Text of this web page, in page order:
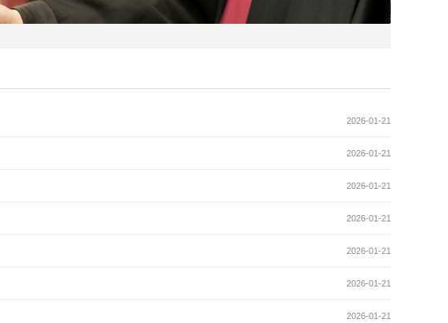
2026-01-21
2026-01-21
2026-01-21
2026-01-21
2026-01-21
2026-01-21
2026-01-21